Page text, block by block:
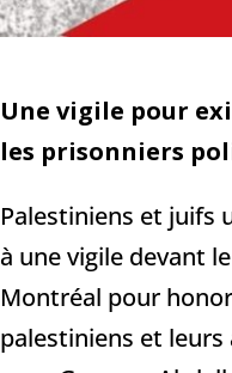
Une vigile pour
les prisonniers
Palestiniens et juifs
à une vigile devant
Montréal pour
palestiniens et